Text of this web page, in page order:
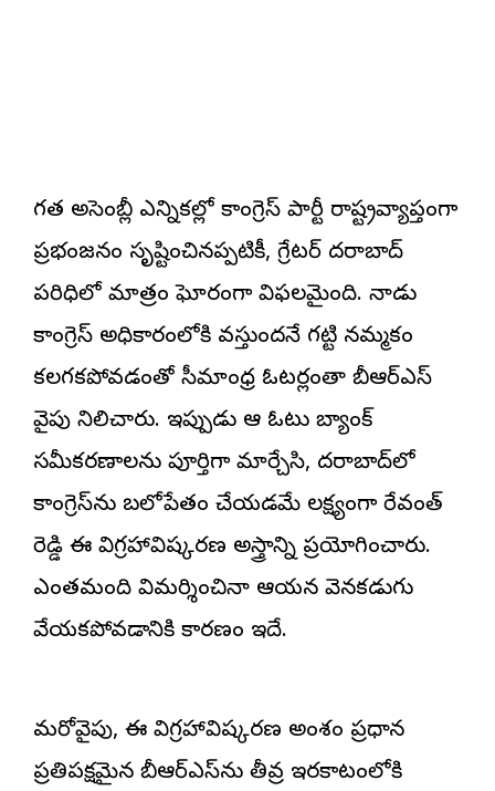
గత అసెంబ్లీ ఎన్నికల్లో కాంగ్రెస్ పార్టీ రాష్ట్రవ్యాప్తంగా
ప్రభంజనం సృష్టించినప్పటికీ, గ్రేటర్ హైదరాబాద్
పరిధిలో మాత్రం ఘోరంగా విఫలమైంది. నాడు
కాంగ్రెస్ అధికారంలోకి వస్తుందనే గట్టి నమ్మకం
కలగకపోవడంతో సీమాంధ్ర ఓటర్లంతా బీఆర్ఎస్
వైపు నిలిచారు. ఇప్పుడు ఆ ఓటు బ్యాంక్
సమీకరణాలను పూర్తిగా మార్చేసి, హైదరాబాద్‌లో
కాంగ్రెస్‌ను బలోపేతం చేయడమే లక్ష్యంగా రేవంత్
రెడ్డి ఈ విగ్రహావిష్కరణ అస్త్రాన్ని ప్రయోగించారు.
ఎంతమంది విమర్శించినా ఆయన వెనకడుగు
వేయకపోవడానికి కారణం ఇదే.
మరోవైపు, ఈ విగ్రహావిష్కరణ అంశం ప్రధాన
ప్రతిపక్షమైన బీఆర్ఎస్‌ను తీవ్ర ఇరకాటంలోకి